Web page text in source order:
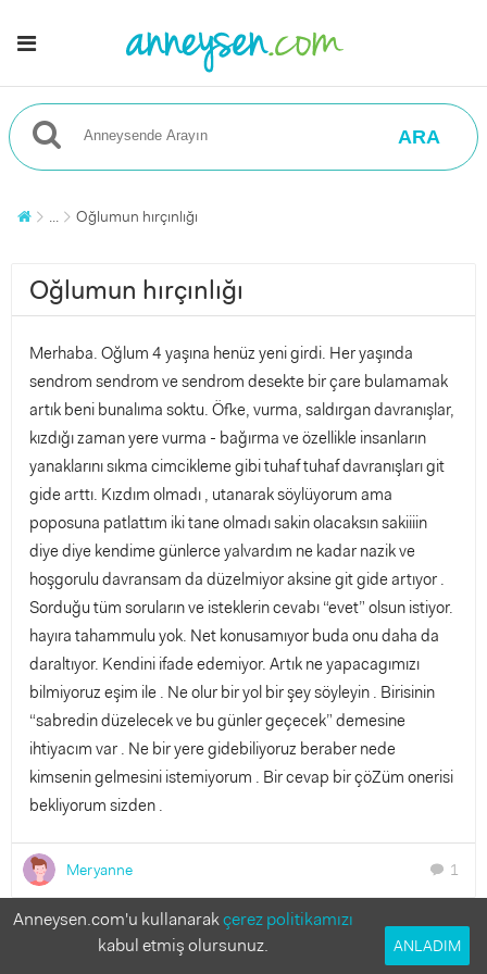
ARA
... Oğlumun hırçınlığı
Oğlumun hırçınlığı
Merhaba. Oğlum 4 yaşına henüz yeni girdi. Her yaşında
sendrom sendrom ve sendrom desekte bir çare bulamamak
artık beni bunalıma soktu. Öfke, vurma, saldırgan davranışlar,
kızdığı zaman yere vurma - bağırma ve özellikle insanların
yanaklarını sıkma cimcikleme gibi tuhaf tuhaf davranışları git
gide arttı. Kızdım olmadı , utanarak söylüyorum ama
poposuna patlattım iki tane olmadı sakin olacaksın sakiiiin
diye diye kendime günlerce yalvardım ne kadar nazik ve
hoşgorulu davransam da düzelmiyor aksine git gide artıyor .
Sorduğu tüm soruların ve isteklerin cevabı “evet” olsun istiyor.
hayıra tahammulu yok. Net konusamıyor buda onu daha da
daraltıyor. Kendini ifade edemiyor. Artık ne yapacagımızı
bilmiyoruz eşim ile . Ne olur bir yol bir şey söyleyin . Birisinin
“sabredin düzelecek ve bu günler geçecek” demesine
ihtiyacım var . Ne bir yere gidebiliyoruz beraber nede
kimsenin gelmesini istemiyorum . Bir cevap bir çöZüm onerisi
bekliyorum sizden .
Meryanne chat 1
Bu soruya cevap verir misin?
Anneler deneyimlerinden faydalanmak istiyor!
Anneysen.com'u kullanarakçerez politikamızı
kabul etmiş olursunuz.
ANLADIM